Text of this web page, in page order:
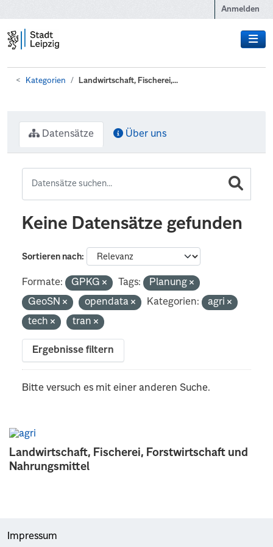
Anmelden
Kategorien Landwirtschaft, Fischerei,...
Landwirtschaft, Fischerei, Forstwirtschaft und
Nahrungsmittel
Datensätze Über uns
Keine Datensätze gefunden
Sortieren nach
Formate: GPKG Tags:
Planung
GeoSN
opendata Kategorien:
agri
tech
tran
Ergebnisse filtern
Bitte versuch es mit einer anderen Suche.
Impressum